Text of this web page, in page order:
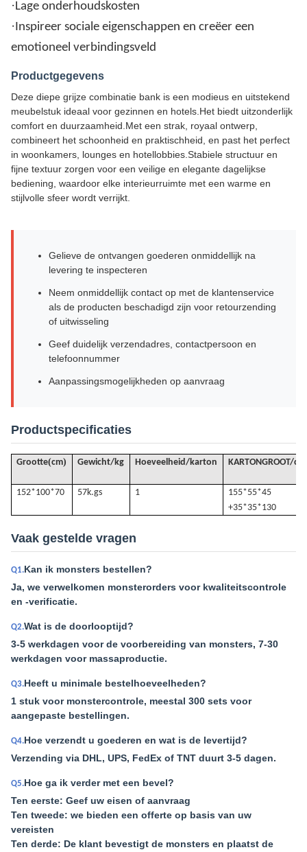
·Lage onderhoudskosten
·Inspireer sociale eigenschappen en creëer een
emotioneel verbindingsveld
Productgegevens
Deze diepe grijze combinatie bank is een modieus en uitstekend
meubelstuk ideaal voor gezinnen en hotels.Het biedt uitzonderlijk
comfort en duurzaamheid.Met een strak, royaal ontwerp,
combineert het schoonheid en praktischheid, en past het perfect
in woonkamers, lounges en hotellobbies.Stabiele structuur en
fijne textuur zorgen voor een veilige en elegante dagelijkse
bediening, waardoor elke interieurruimte met een warme en
stijlvolle sfeer wordt verrijkt.
Gelieve de ontvangen goederen onmiddellijk na
levering te inspecteren
Neem onmiddellijk contact op met de klantenservice
als de producten beschadigd zijn voor retourzending
of uitwisseling
Geef duidelijk verzendadres, contactpersoon en
telefoonnummer
Aanpassingsmogelijkheden op aanvraag
Productspecificaties
Grootte(cm) Gewicht/kg Hoeveelheid/karton KARTONGROOT/cm
152*100*70 57k.gs 1
155*55*45
+35*35*130
Vaak gestelde vragen
Q1.Kan ik monsters bestellen?
Ja, we verwelkomen monsterorders voor kwaliteitscontrole
en -verificatie.
Q2.Wat is de doorlooptijd?
3-5 werkdagen voor de voorbereiding van monsters, 7-30
werkdagen voor massaproductie.
Q3.Heeft u minimale bestelhoeveelheden?
1 stuk voor monstercontrole, meestal 300 sets voor
aangepaste bestellingen.
Q4.Hoe verzendt u goederen en wat is de levertijd?
Verzending via DHL, UPS, FedEx of TNT duurt 3-5 dagen.
Q5.Hoe ga ik verder met een bevel?
Ten eerste: Geef uw eisen of aanvraag
Ten tweede: we bieden een offerte op basis van uw
vereisten
Ten derde: De klant bevestigt de monsters en plaatst de